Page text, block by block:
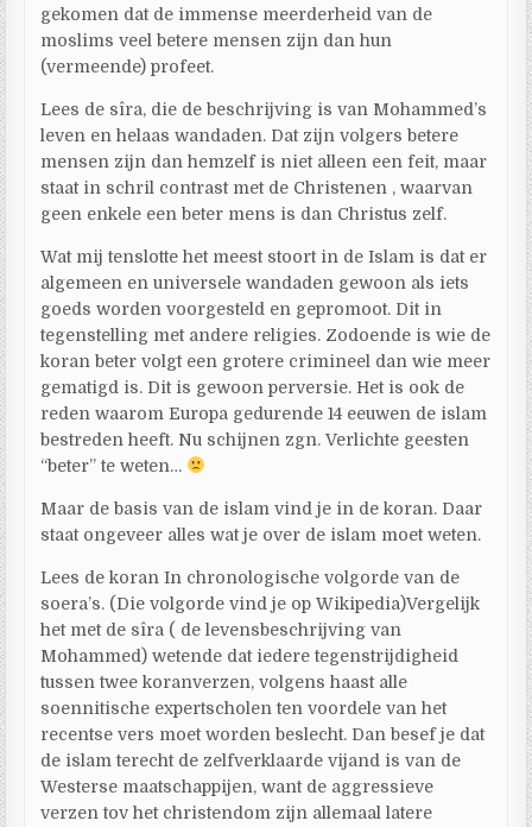
gekomen dat de immense meerderheid van de
moslims veel betere mensen zijn dan hun
(vermeende) profeet.
Lees de sîra, die de beschrijving is van Mohammed’s
leven en helaas wandaden. Dat zijn volgers betere
mensen zijn dan hemzelf is niet alleen een feit, maar
staat in schril contrast met de Christenen , waarvan
geen enkele een beter mens is dan Christus zelf.
Wat mij tenslotte het meest stoort in de Islam is dat er
algemeen en universele wandaden gewoon als iets
goeds worden voorgesteld en gepromoot. Dit in
tegenstelling met andere religies. Zodoende is wie de
koran beter volgt een grotere crimineel dan wie meer
gematigd is. Dit is gewoon perversie. Het is ook de
reden waarom Europa gedurende 14 eeuwen de islam
bestreden heeft. Nu schijnen zgn. Verlichte geesten
“beter” te weten…
Maar de basis van de islam vind je in de koran. Daar
staat ongeveer alles wat je over de islam moet weten.
Lees de koran In chronologische volgorde van de
soera’s. (Die volgorde vind je op Wikipedia)Vergelijk
het met de sîra ( de levensbeschrijving van
Mohammed) wetende dat iedere tegenstrijdigheid
tussen twee koranverzen, volgens haast alle
soennitische expertscholen ten voordele van het
recentse vers moet worden beslecht. Dan besef je dat
de islam terecht de zelfverklaarde vijand is van de
Westerse maatschappijen, want de aggressieve
verzen tov het christendom zijn allemaal latere